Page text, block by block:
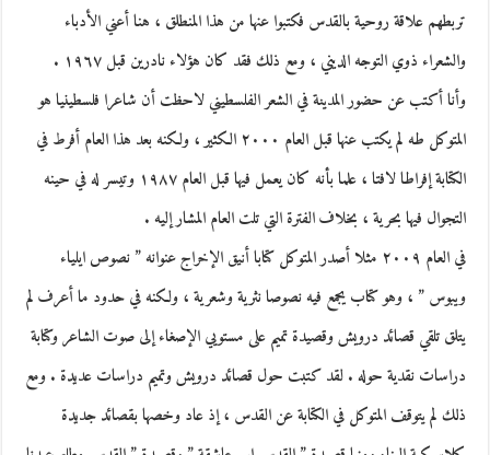
تربطهم علاقة روحية بالقدس فكتبوا عنها من هذا المنطلق ، هنا أعني الأدباء
والشعراء ذوي التوجه الديني ، ومع ذلك فقد كان هؤلاء نادرين قبل ١٩٦٧ .
وأنا أكتب عن حضور المدينة في الشعر الفلسطيني لاحظت أن شاعرا فلسطينيا هو
المتوكل طه لم يكتب عنها قبل العام ٢٠٠٠ الكثير ، ولكنه بعد هذا العام أفرط في
الكتابة إفراطا لافتا ، علما بأنه كان يعمل فيها قبل العام ١٩٨٧ وتيسر له في حينه
التجوال فيها بحرية ، بخلاف الفترة التي تلت العام المشار إليه .
في العام ٢٠٠٩ مثلا أصدر المتوكل كتابا أنيق الإخراج عنوانه ” نصوص ايلياء
ويبوس ” ، وهو كتاب يجمع فيه نصوصا نثرية وشعرية ، ولكنه في حدود ما أعرف لم
يتلق تلقي قصائد درويش وقصيدة تميم على مستويي الإصغاء إلى صوت الشاعر وكتابة
دراسات نقدية حوله . لقد كتبت حول قصائد درويش وتميم دراسات عديدة . ومع
ذلك لم يتوقف المتوكل في الكتابة عن القدس ، إذ عاد وخصها بقصائد جديدة